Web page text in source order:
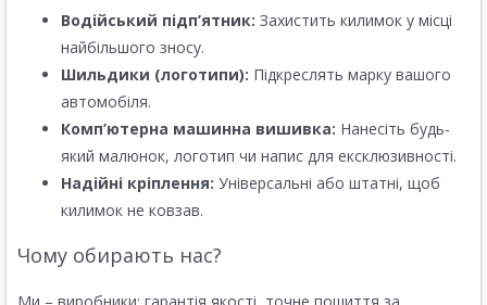
Водійський підп’ятник: Захистить килимок у місці
найбільшого зносу.
Шильдики (логотипи): Підкреслять марку вашого
автомобіля.
Комп’ютерна машинна вишивка: Нанесіть будь-
який малюнок, логотип чи напис для ексклюзивності.
Надійні кріплення: Універсальні або штатні, щоб
килимок не ковзав.
Чому обирають нас?